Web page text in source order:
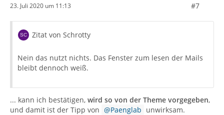
23. Juli 2020 um 11:13 #7
Zitat von Schrotty
Nein das nutzt nichts. Das Fenster zum lesen der Mails
bleibt dennoch weiß.
... kann ich bestätigen, wird so von der Theme vorgegeben,
und damit ist der Tipp von
Paenglab unwirksam.